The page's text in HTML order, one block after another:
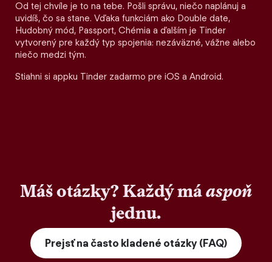
Od tej chvíle je to na tebe. Pošli správu, niečo naplánuj a
uvidíš, čo sa stane. Vďaka funkciám ako Double date,
Hudobný mód, Passport, Chémia a ďalším je Tinder
vytvorený pre každý typ spojenia: nezáväzné, vážne alebo
niečo medzi tým.
Stiahni si appku Tinder zadarmo pre iOS a Android.
Máš otázky? Každý máaspoň
jednu.
Prejsť na často kladené otázky (FAQ)